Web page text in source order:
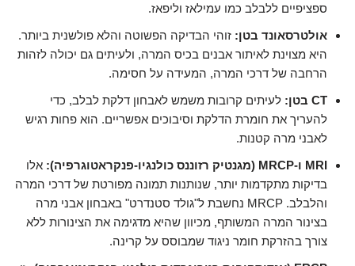
ספציפיים ללבלב כמו עמילאז וליפאז.
אולטרסאונד בטן: זוהי הבדיקה הפשוטה והלא פולשנית ביותר.
היא מצוינת לאיתור אבנים בכיס המרה, ולעיתים גם יכולה לזהות
הרחבה של דרכי המרה, המעידה על חסימה.
CT בטן:
לעיתים קרובות משמש לאבחון דלקת לבלב, כדי
להעריך את חומרת הדלקת וסיבוכים אפשריים. הוא פחות רגיש
לאבני מרה קטנות.
MRI ו-MRCP (מגנטיק רזוננס כולנגיו-פנקראטוגרפיה):
אלו
בדיקות מתקדמות יותר, שנותנות תמונה מפורטת של דרכי המרה
והלבלב. MRCP נחשבת ל"גולד סטנדרט" באבחון אבני מרה
בצינור המרה המשותף, מכיוון שהיא מדגימה את הצינורות ללא
צורך בהזרקת חומר ניגוד שמבוסס על קרינה.